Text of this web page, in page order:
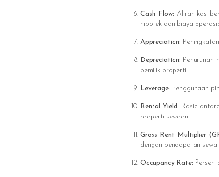
Cash Flow: Aliran kas
hipotek dan biaya
Appreciation:
Depreciation: Penurunan
pemilik properti.
Leverage: Penggunaan
Rental Yield: Rasio
properti sewaan.
Gross Rent Multiplier
dengan pendapatan
Occupancy Rate: